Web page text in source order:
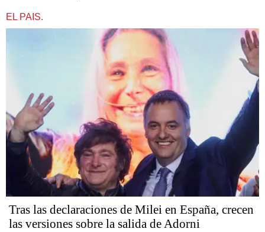
EL PAIS.
Tras las declaraciones de Milei en España, crecen
las versiones sobre la salida de Adorni